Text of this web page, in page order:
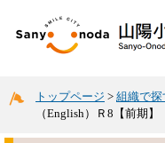
トップページ > 組織で探
（English）Ｒ8【前期】